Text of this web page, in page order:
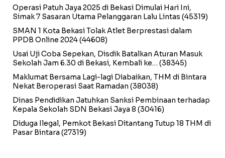
Operasi Patuh Jaya 2025 di Bekasi Dimulai Hari Ini,
Simak 7 Sasaran Utama Pelanggaran Lalu Lintas (45319)
SMAN 1 Kota Bekasi Tolak Atlet Berprestasi dalam
PPDB Online 2024(44608)
Usai Uji Coba Sepekan, Disdik Batalkan Aturan Masuk
Sekolah Jam 6.30 di Bekasi, Kembali ke… (38345)
Maklumat Bersama Lagi-lagi Diabaikan, THM di Bintara
Nekat Beroperasi Saat Ramadan (38038)
Dinas Pendidikan Jatuhkan Sanksi Pembinaan terhadap
Kepala Sekolah SDN Bekasi Jaya 8 (30416)
Diduga Ilegal, Pemkot Bekasi Ditantang Tutup 18 THM di
Pasar Bintara (27319)